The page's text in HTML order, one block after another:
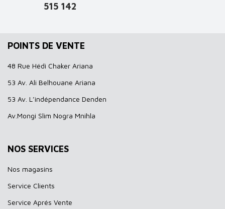
515 142
POINTS DE VENTE
48 Rue Hédi Chaker Ariana
53 Av. Ali Belhouane Ariana
53 Av. L’indépendance Denden
Av.Mongi Slim Nogra Mnihla
NOS SERVICES
Nos magasins
Service Clients
Service Aprés Vente